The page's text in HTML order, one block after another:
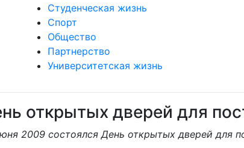
Студенческая жизнь
Спорт
Общество
Партнерство
Университетская жизнь
открытых дверей для
2009 состоялся День открытых дверей для